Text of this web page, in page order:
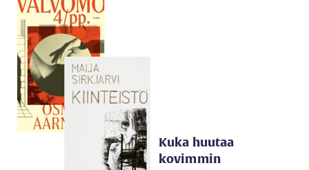
Kuka huutaa
kovimmin